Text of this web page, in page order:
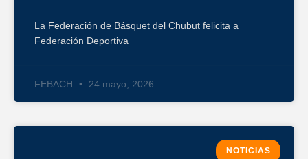
La Federación de Básquet del Chubut felicita a
Federación Deportiva
FEBACH 24 mayo, 2026
NOTICIAS